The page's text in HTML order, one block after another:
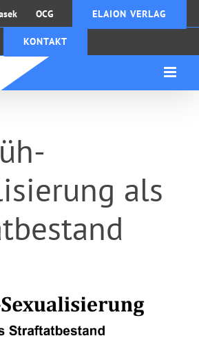
OCG ELAION VERLAG
KONTAKT
als